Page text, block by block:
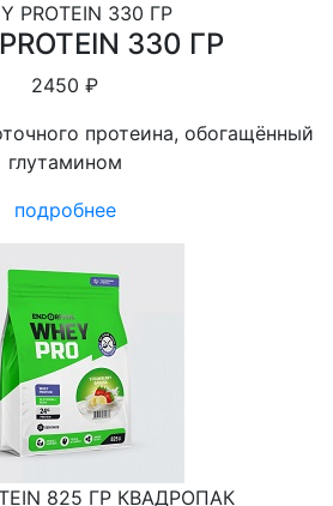
PROTEIN 330 ГР
330 ГР
2450 ₽
протеина, обогащённый
глутамином
подробнее
825 ГР КВАДРОПАК